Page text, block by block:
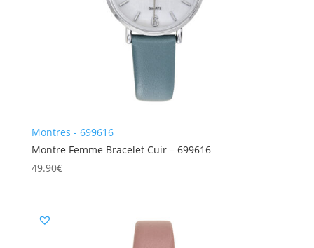
Montres - 699616
Montre Femme Bracelet Cuir – 699616
49.90€